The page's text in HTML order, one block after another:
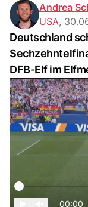
Andrea
USA,
Deutschland
DFB-Elf im
00:00